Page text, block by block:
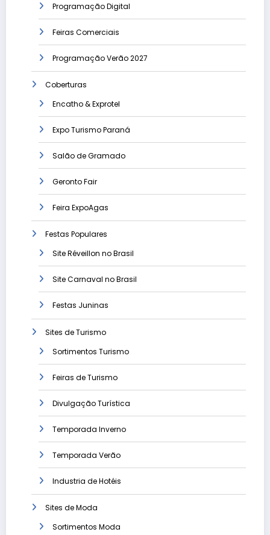
Programação Digital
Feiras Comerciais
Programação Verão 2027
Coberturas
Encatho & Exprotel
Expo Turismo Paraná
Salão de Gramado
Geronto Fair
Feira ExpoAgas
Festas Populares
Site Réveillon no Brasil
Site Carnaval no Brasil
Festas Juninas
Sites de Turismo
Sortimentos Turismo
Feiras de Turismo
Divulgação Turística
Temporada Inverno
Temporada Verão
Industria de Hotéis
Sites de Moda
Sortimentos Moda